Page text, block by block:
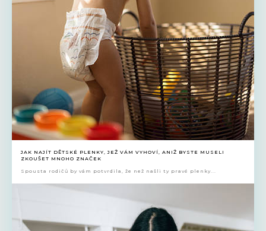
JAK NAJÍT DĚTSKÉ PLENKY, JEŽ VÁM VYHOVÍ, ANIŽ BYSTE MUSELI
ZKOUŠET MNOHO ZNAČEK
Spousta rodičů by vám potvrdila, že než našli ty pravé plenky...